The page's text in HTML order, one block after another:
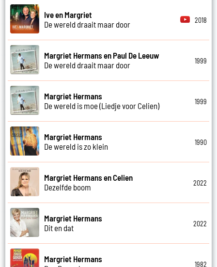
Ive en Margriet
De wereld draait maar door
2018
Margriet Hermans en Paul De Leeuw
De wereld draait maar door
1999
Margriet Hermans
De wereld is moe (Liedje voor Celien)
1999
Margriet Hermans
De wereld is zo klein
1990
Margriet Hermans en Celien
Dezelfde boom
2022
Margriet Hermans
Dit en dat
2022
Margriet Hermans
1982